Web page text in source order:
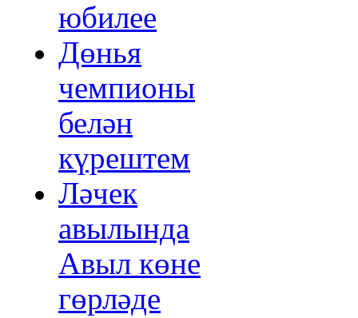
юбилее
Дөнья
чемпионы
белән
күрештем
Ләчек
авылында
Авыл көне
гөрләде